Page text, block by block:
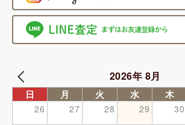
2026年 8月
日 月 火 水 木
26 27 28 29 30